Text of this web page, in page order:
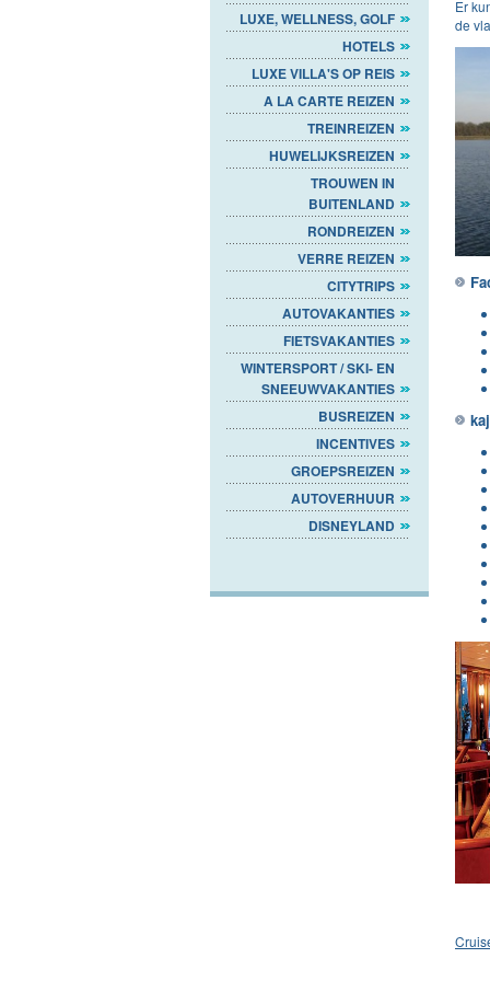
LUXE, WELLNESS, GOLF
HOTELS
LUXE VILLA'S OP REIS
A LA CARTE REIZEN
TREINREIZEN
HUWELIJKSREIZEN
TROUWEN IN
BUITENLAND
RONDREIZEN
VERRE REIZEN
CITYTRIPS
AUTOVAKANTIES
FIETSVAKANTIES
WINTERSPORT / SKI- EN
SNEEUWVAKANTIES
BUSREIZEN
INCENTIVES
GROEPSREIZEN
AUTOVERHUUR
DISNEYLAND
Er
de